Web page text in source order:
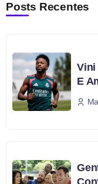
Posts Recentes
Vini
E